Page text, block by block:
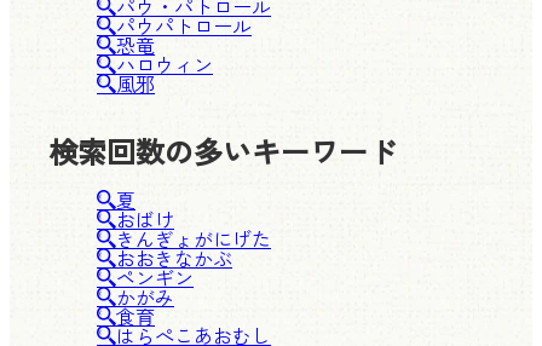
パウ・パトロール
パウパトロール
恐竜
ハロウィン
風邪
検索回数の多いキーワード
夏
おばけ
きんぎょがにげた
おおきなかぶ
ペンギン
かがみ
食育
はらぺこあおむし